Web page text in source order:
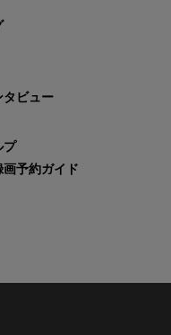
タビュー
プ
画予約ガイド